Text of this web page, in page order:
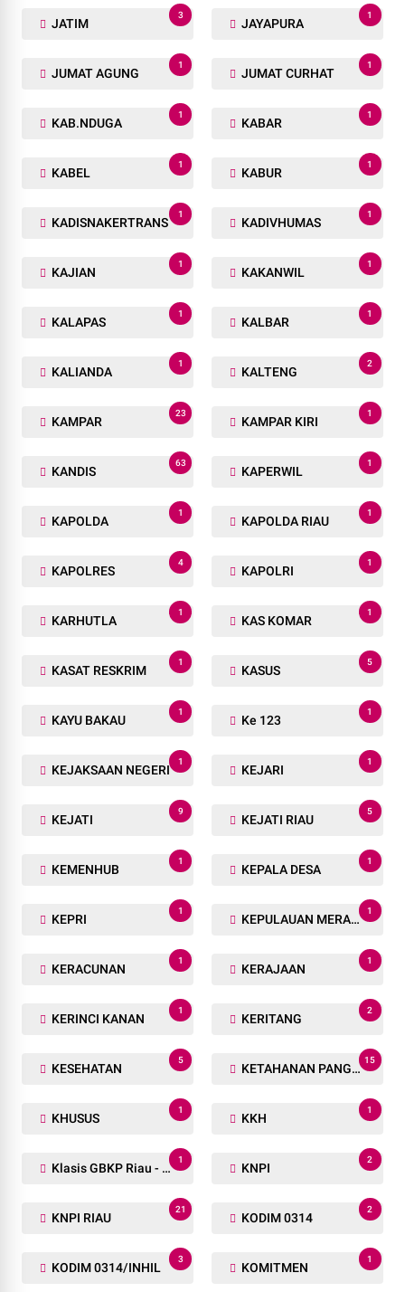
JATIM
3
JAYAPURA
1
JUMAT AGUNG
1
JUMAT CURHAT
1
KAB.NDUGA
1
KABAR
1
KABEL
1
KABUR
1
KADISNAKERTRANS
1
KADIVHUMAS
1
KAJIAN
1
KAKANWIL
1
KALAPAS
1
KALBAR
1
KALIANDA
1
KALTENG
2
KAMPAR
23
KAMPAR KIRI
1
KANDIS
63
KAPERWIL
1
KAPOLDA
1
KAPOLDA RIAU
1
KAPOLRES
4
KAPOLRI
1
KARHUTLA
1
KAS KOMAR
1
KASAT RESKRIM
1
KASUS
5
KAYU BAKAU
1
Ke 123
1
KEJAKSAAN NEGERI
1
KEJARI
1
KEJATI
9
KEJATI RIAU
5
KEMENHUB
1
KEPALA DESA
1
KEPRI
1
KEPULAUAN MERANTI
1
KERACUNAN
1
KERAJAAN
1
KERINCI KANAN
1
KERITANG
2
KESEHATAN
5
KETAHANAN PANGAN
15
KHUSUS
1
KKH
1
Klasis GBKP Riau - Sumbar.
1
KNPI
2
KNPI RIAU
21
KODIM 0314
2
KODIM 0314/INHIL
3
KOMITMEN
1